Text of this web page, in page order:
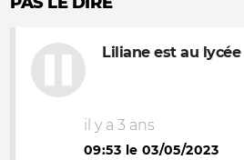
Liliane est au lycée
il y a 3 ans
09:53 le 03/05/2023